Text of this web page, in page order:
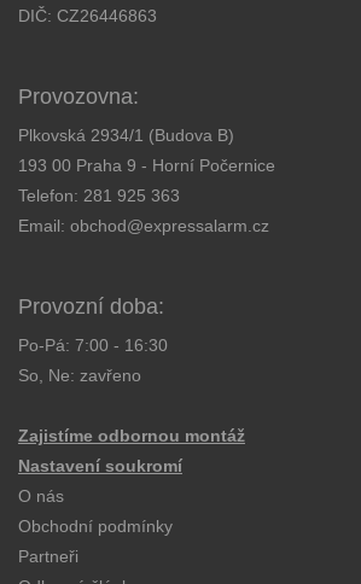
DIČ: CZ26446863
Provozovna:
Plkovská 2934/1 (Budova B)
193 00 Praha 9 - Horní Počernice
Telefon: 281 925 363
Email: obchod@expressalarm.cz
Provozní doba:
Po-Pá: 7:00 - 16:30
So, Ne: zavřeno
Zajistíme odbornou montáž
Nastavení soukromí
O nás
Obchodní podmínky
Partneři